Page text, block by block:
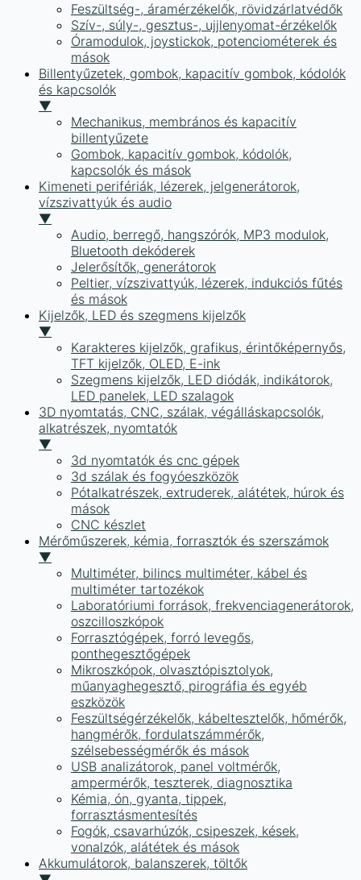
Feszültség-, áramérzékelők, rövidzárlatvédők
Szív-, súly-, gesztus-, ujjlenyomat-érzékelők
Óramodulok, joystickok, potenciométerek és
mások
Billentyűzetek, gombok, kapacitív gombok, kódolók
és kapcsolók
▼
Mechanikus, membrános és kapacitív
billentyűzete
Gombok, kapacitív gombok, kódolók,
kapcsolók és mások
Kimeneti perifériák, lézerek, jelgenerátorok,
vízszivattyúk és audio
▼
Audio, berregő, hangszórók, MP3 modulok,
Bluetooth dekóderek
Jelerősítők, generátorok
Peltier, vízszivattyúk, lézerek, indukciós fűtés
és mások
Kijelzők, LED és szegmens kijelzők
▼
Karakteres kijelzők, grafikus, érintőképernyős,
TFT kijelzők, OLED, E-ink
Szegmens kijelzők, LED diódák, indikátorok,
LED panelek, LED szalagok
3D nyomtatás, CNC, szálak, végálláskapcsolók,
alkatrészek, nyomtatók
▼
3d nyomtatók és cnc gépek
3d szálak és fogyóeszközök
Pótalkatrészek, extruderek, alátétek, húrok és
mások
CNC készlet
Mérőműszerek, kémia, forrasztók és szerszámok
▼
Multiméter, bilincs multiméter, kábel és
multiméter tartozékok
Laboratóriumi források, frekvenciagenerátorok,
oszcilloszkópok
Forrasztógépek, forró levegős,
ponthegesztőgépek
Mikroszkópok, olvasztópisztolyok,
műanyaghegesztő, pirográfia és egyéb
eszközök
Feszültségérzékelők, kábeltesztelők, hőmérők,
hangmérők, fordulatszámmérők,
szélsebességmérők és mások
USB analizátorok, panel voltmérők,
ampermérők, teszterek, diagnosztika
Kémia, ón, gyanta, tippek,
forrasztásmentesítés
Fogók, csavarhúzók, csipeszek, kések,
vonalzók, alátétek és mások
Akkumulátorok, balanszerek, töltők